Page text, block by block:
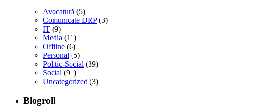
Avocatură (5)
Comunicate DRP(3)
IT (9)
Media (11)
Offline (6)
Personal (5)
Politic-Social (39)
Social (91)
Uncategorized (3)
Blogroll